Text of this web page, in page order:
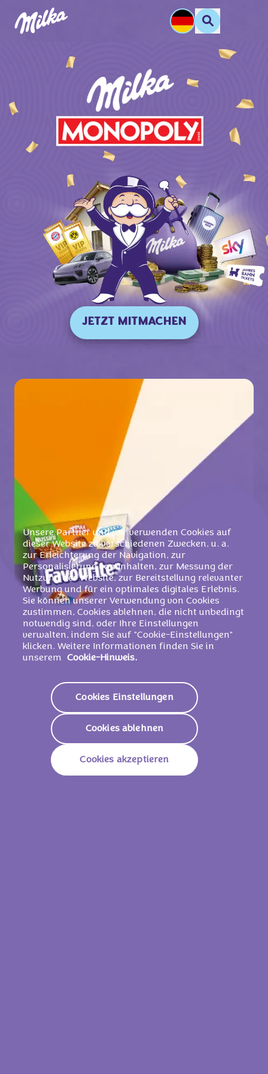
JETZT MITMACHEN
MILKA FAVOURITES
Unsere Partner und wir verwenden Cookies auf
dieser Website zu verschiedenen Zwecken, u. a.
zur Erleichterung der Navigation, zur
Personalisierung von Inhalten, zur Messung der
Nutzung der Website, zur Bereitstellung relevanter
Werbung und für ein optimales digitales Erlebnis.
Sie können unserer Verwendung von Cookies
zustimmen, Cookies ablehnen, die nicht unbedingt
notwendig sind, oder Ihre Einstellungen
verwalten, indem Sie auf "Cookie-Einstellungen"
klicken. Weitere Informationen finden Sie in
unserem
Cookie-Hinweis.
Cookies Einstellungen
Cookies ablehnen
Cookies akzeptieren